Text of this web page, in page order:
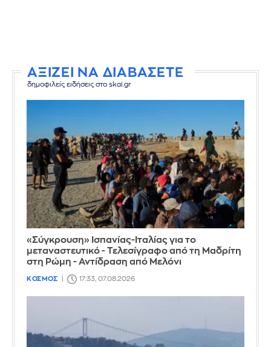
ΑΞΙΖΕΙ ΝΑ ΔΙΑΒΑΣΕΤΕ
δημοφιλείς ειδήσεις στο skai.gr
«Σύγκρουση» Ισπανίας-Ιταλίας για το
μεταναστευτικό - Τελεσίγραφο από τη Μαδρίτη
στη Ρώμη - Αντίδραση από Μελόνι
ΚΟΣΜΟΣ 17:33, 07.08.2026